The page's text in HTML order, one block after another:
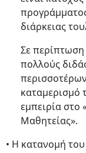
διάρκειας
Σε
πολλούς
καταμερισμό
εμπειρία στο
Μαθητείας».
• Η κατανομή